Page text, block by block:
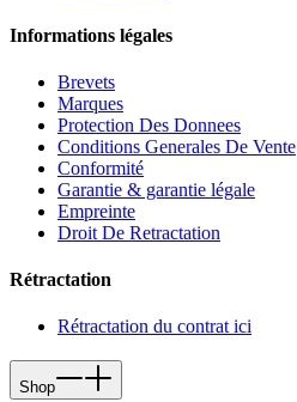
Informations légales
Brevets
Marques
Protection Des Donnees
Conditions Generales De Vente
Conformité
Garantie & garantie légale
Empreinte
Droit De Retractation
Rétractation
Rétractation du contrat ici
Shop